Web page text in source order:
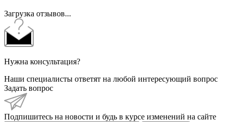
Загрузка отзывов...
Нужна консультация?
Наши специалисты ответят на любой интересующий вопрос
Задать вопрос
Подпишитесь на новости и будь в курсе изменений на сайте